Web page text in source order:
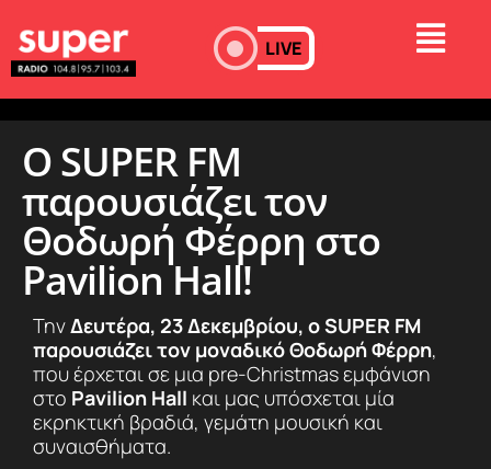
LIVE
Ο SUPER FM
παρουσιάζει τον
Θοδωρή Φέρρη στο
Pavilion Hall!
ΤηνΔευτέρα, 23 Δεκεμβρίου, ο SUPER FM
παρουσιάζει τον μοναδικό Θοδωρή Φέρρη,
που έρχεται σε μια pre-Christmas εμφάνιση
στο Pavilion Hall και μας υπόσχεται μία
εκρηκτική βραδιά, γεμάτη μουσική και
συναισθήματα.